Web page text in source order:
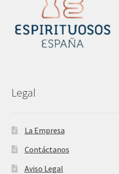
Legal
La Empresa
Contáctanos
Aviso Legal